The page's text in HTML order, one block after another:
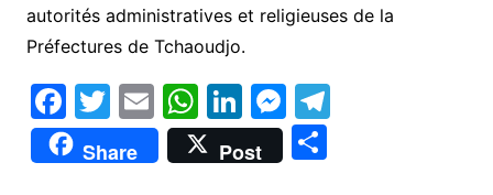
autorités administratives et religieuses de la
Préfectures de Tchaoudjo.
F
a
c
T
w
itt
E
m
ai
W
h
at
Li
n
k
M
e
s
T
Share Post
P